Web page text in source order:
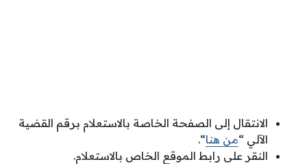
الانتقال إلى الصفحة الخاصة بالاستعلام برقم القضية
الآلي “من هنا“.
النقر على رابط الموقع الخاص بالاستعلام.